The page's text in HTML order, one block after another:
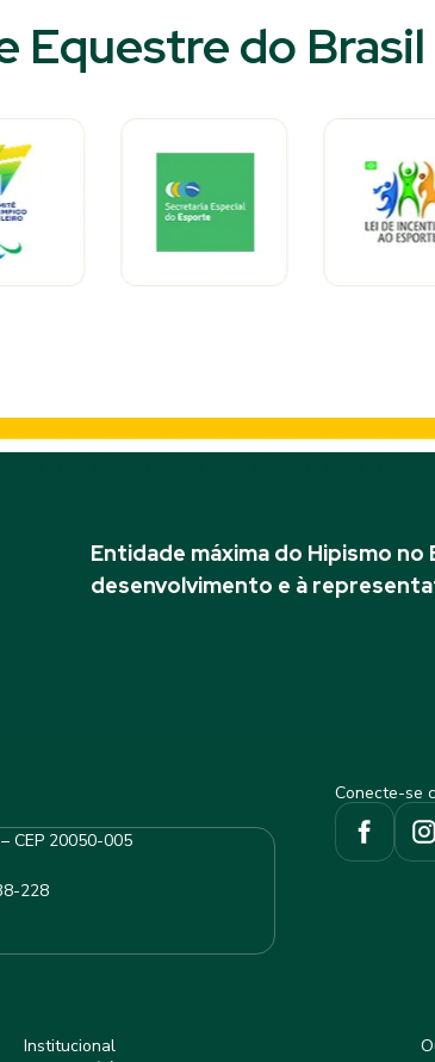
Equestre do Brasil​
Entidade máxima do Hipismo no
desenvolvimento e à
CEP 20050-005
228
Conecte-se
Institucional